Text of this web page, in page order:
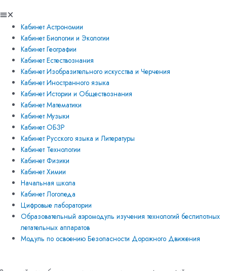
Кабинет Астрономии
Кабинет Биологии и Экологии
Кабинет Географии
Кабинет Естествознания
Кабинет Изобразительного искусства и Черчения
Кабинет Иностранного языка
Кабинет Истории и Обществознания
Кабинет Математики
Кабинет Музыки
Кабинет ОБЗР
Кабинет Русского языка и Литературы
Кабинет Технологии
Кабинет Физики
Кабинет Химии
Начальная школа
Кабинет Логопеда
Цифровые лаборатории
Образовательный аэромодуль изучения технологий беспилотных
летательных аппаратов
Модуль по освоению Безопасности Дорожного Движения